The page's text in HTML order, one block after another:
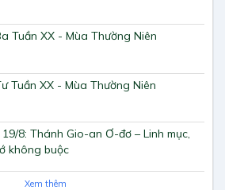
Tuần XX - Mùa Thường Niên
Tuần XX - Mùa Thường Niên
8: Thánh Gio-an Ơ-đơ – Linh mục,
không buộc
Xem thêm